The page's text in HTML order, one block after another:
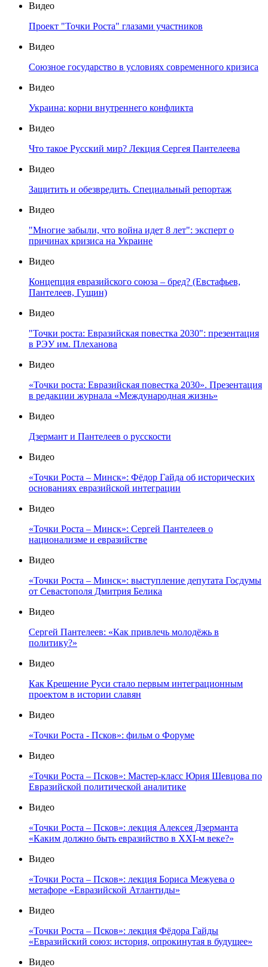
Видео
Проект "Точки Роста" глазами участников
Видео
Союзное государство в условиях современного кризиса
Видео
Украина: корни внутреннего конфликта
Видео
Что такое Русский мир? Лекция Сергея Пантелеева
Видео
Защитить и обезвредить. Специальный репортаж
Видео
"Многие забыли, что война идет 8 лет": эксперт о
причинах кризиса на Украине
Видео
Концепция евразийского союза – бред? (Евстафьев,
Пантелеев, Гущин)
Видео
"Точки роста: Евразийская повестка 2030": презентация
в РЭУ им. Плеханова
Видео
«Точки роста: Евразийская повестка 2030». Презентация
в редакции журнала «Международная жизнь»
Видео
Дзермант и Пантелеев о русскости
Видео
«Точки Роста – Минск»: Фёдор Гайда об исторических
основаниях евразийской интеграции
Видео
«Точки Роста – Минск»: Сергей Пантелеев о
национализме и евразийстве
Видео
«Точки Роста – Минск»: выступление депутата Госдумы
от Севастополя Дмитрия Белика
Видео
Сергей Пантелеев: «Как привлечь молодёжь в
политику?»
Видео
Как Крещение Руси стало первым интеграционным
проектом в истории славян
Видео
«Точки Роста - Псков»: фильм о Форуме
Видео
«Точки Роста – Псков»: Мастер-класс Юрия Шевцова по
Евразийской политической аналитике
Видео
«Точки Роста – Псков»: лекция Алексея Дзерманта
«Каким должно быть евразийство в XXI-м веке?»
Видео
«Точки Роста – Псков»: лекция Бориса Межуева о
метафоре «Евразийской Атлантиды»
Видео
«Точки Роста – Псков»: лекция Фёдора Гайды
«Евразийский союз: история, опрокинутая в будущее»
Видео